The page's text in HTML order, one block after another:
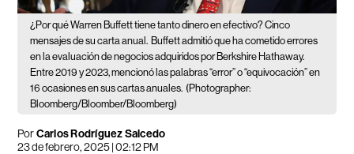
¿Por qué Warren Buffett tiene tanto dinero en efectivo? Cinco
mensajes de su carta anual. Buffett admitió que ha cometido errores
en la evaluación de negocios adquiridos por Berkshire Hathaway.
Entre 2019 y 2023, mencionó las palabras “error” o “equivocación” en
16 ocasiones en sus cartas anuales. (Photographer:
Bloomberg/Bloomber/Bloomberg)
PorCarlos Rodríguez Salcedo
23 de febrero, 2025 | 02:12 PM